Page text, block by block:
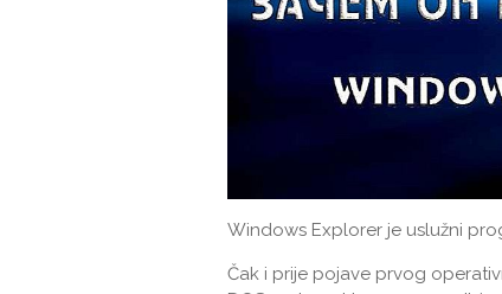
Windows Explorer je uslužni
Čak i prije pojave prvog